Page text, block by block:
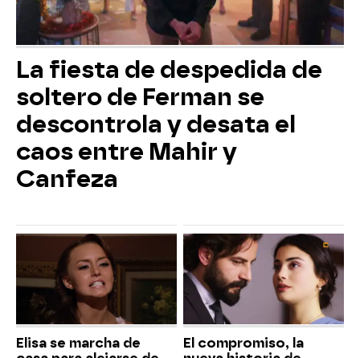
La fiesta de despedida de
soltero de Ferman se
descontrola y desata el
caos entre Mahir y
Canfeza
Elisa se marcha de
El compromiso, la